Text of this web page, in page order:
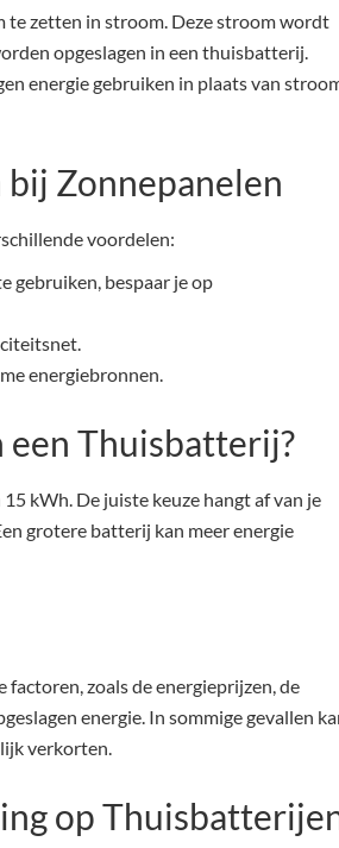
zetten in stroom. Deze stroom wordt
opgeslagen in een thuisbatterij.
energie gebruiken in plaats van
Zonnepanelen
voordelen:
gebruiken, bespaar je op
energiebronnen.
een Thuisbatterij?
kWh. De juiste keuze hangt af van je
grotere batterij kan meer energie
zoals de energieprijzen, de
energie. In sommige gevallen
verkorten.
op